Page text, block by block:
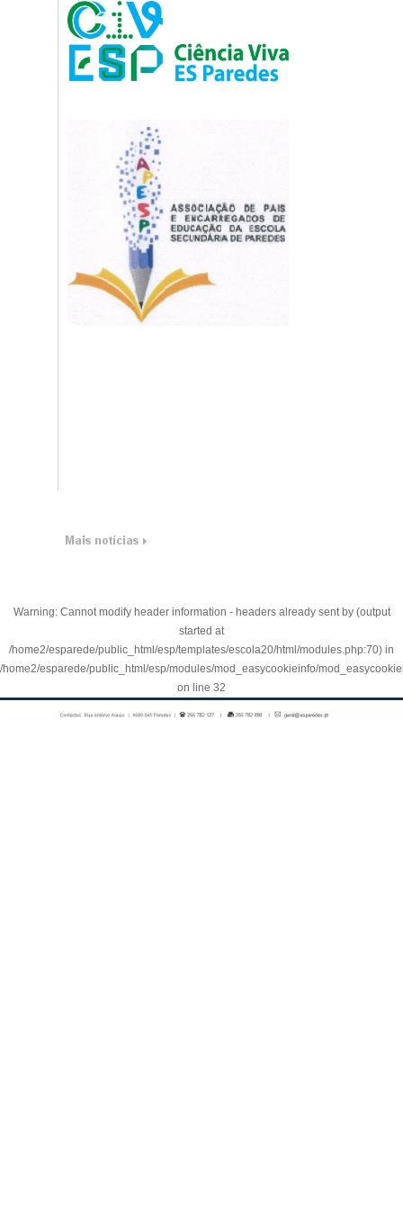
Warning: Cannot modify header information - headers already sent by (output
started at
/home2/esparede/public_html/esp/templates/escola20/html/modules.php:70) in
/home2/esparede/public_html/esp/modules/mod_easycookieinfo/
on line 32